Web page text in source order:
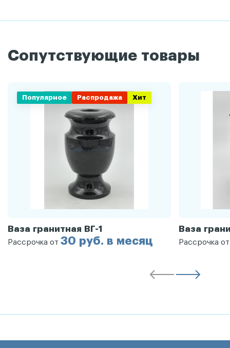
Сопутствующие товары
Популярное Распродажа Хит
Ваза гранитная ВГ-1
Рассрочка от 30 руб. в месяц
Ваза
Рассрочка